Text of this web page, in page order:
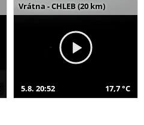
Vrátna - CHLEB (20 km)
5.8. 20:52 17,7 °C